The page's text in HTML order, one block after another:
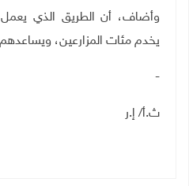
وأضاف، أن الطريق الذي
يخدم مئات المزارعين،
-
ث.أ/ إ.ر